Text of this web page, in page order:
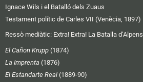
Ignace Wils i el Batalló dels Zuaus
Testament polític de Carles VII (Venècia, 1897)
Ressò mediàtic: Extra! Extra! La Batalla d’Alpens
El Cañon Krupp (1874)
La Imprenta (1876)
El Estandarte Real (1889-90)